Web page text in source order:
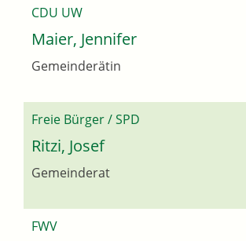
CDU UW
Maier, Jennifer
Gemeinderätin
Freie Bürger / SPD
Ritzi, Josef
Gemeinderat
FWV